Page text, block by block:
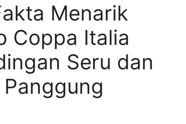
Menarik
Coppa Italia
Seru dan